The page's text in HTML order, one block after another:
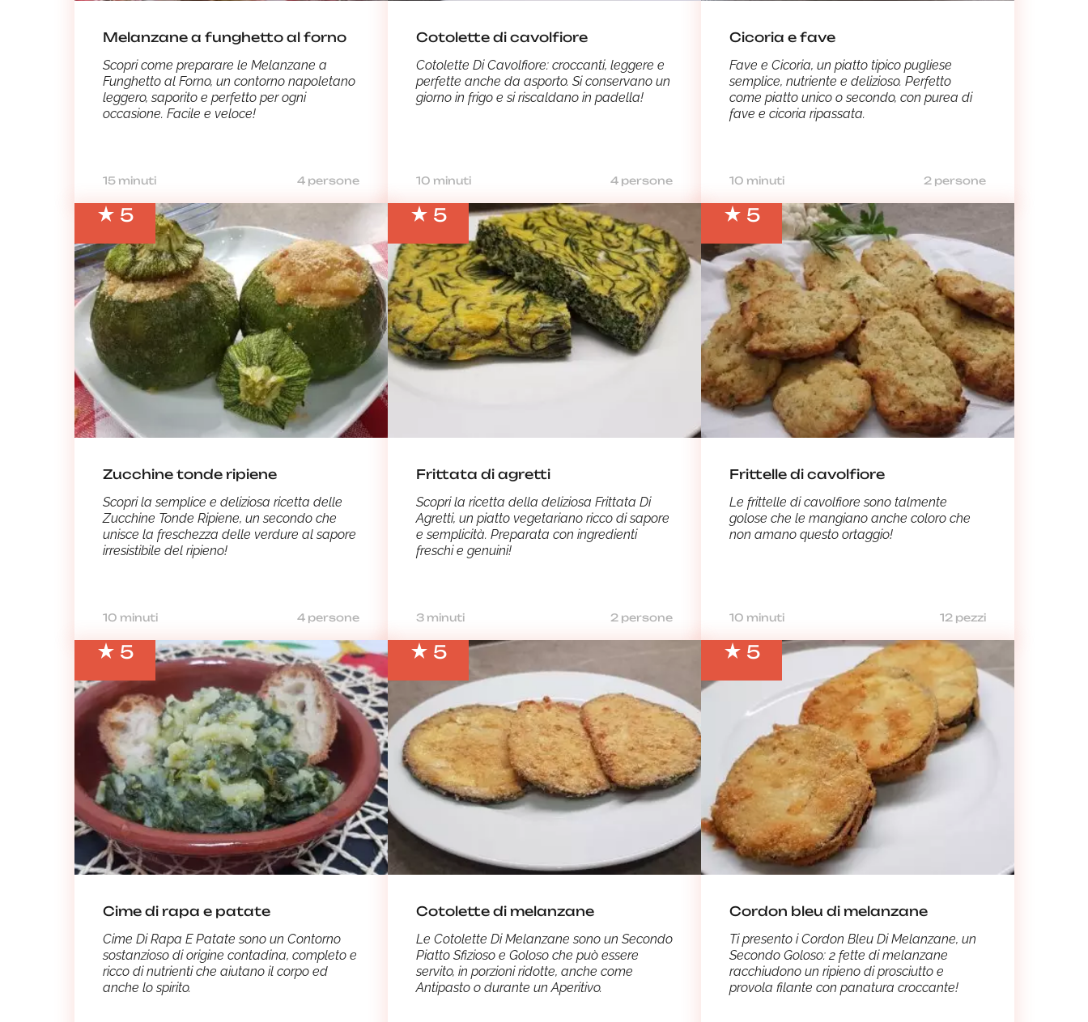
Melanzane a funghetto al forno
Scopri come preparare le Melanzane a
Funghetto al Forno, un contorno napoletano
leggero, saporito e perfetto per ogni
occasione. Facile e veloce!
15 minuti 4 persone
Cotolette di cavolfiore
Cotolette Di Cavolfiore: croccanti, leggere e
perfette anche da asporto. Si conservano un
giorno in frigo e si riscaldano in padella!
10 minuti 4 persone
Cicoria e fave
Fave e Cicoria, un piatto tipico pugliese
semplice, nutriente e delizioso. Perfetto
come piatto unico o secondo, con purea di
fave e cicoria ripassata.
10 minuti 2 persone
5
Zucchine tonde ripiene
Scopri la semplice e deliziosa ricetta delle
Zucchine Tonde Ripiene, un secondo che
unisce la freschezza delle verdure al sapore
irresistibile del ripieno!
10 minuti 4 persone
5
Frittata di agretti
Scopri la ricetta della deliziosa Frittata Di
Agretti, un piatto vegetariano ricco di sapore
e semplicità. Preparata con ingredienti
freschi e genuini!
3 minuti 2 persone
5
Frittelle di cavolfiore
Le frittelle di cavolfiore sono talmente
golose che le mangiano anche coloro che
non amano questo ortaggio!
10 minuti 12 pezzi
5
Cime di rapa e patate
Cime Di Rapa E Patate sono un Contorno
sostanzioso di origine contadina, completo e
ricco di nutrienti che aiutano il corpo ed
anche lo spirito.
5
Cotolette di melanzane
Le Cotolette Di Melanzane sono un Secondo
Piatto Sfizioso e Goloso che può essere
servito, in porzioni ridotte, anche come
Antipasto o durante un Aperitivo.
5
Cordon bleu di melanzane
Ti presento i Cordon Bleu Di Melanzane, un
Secondo Goloso: 2 fette di melanzane
racchiudono un ripieno di prosciutto e
provola filante con panatura croccante!